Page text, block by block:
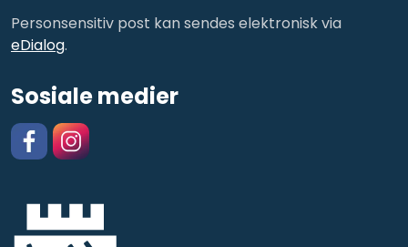
Personsensitiv post kan sendes elektronisk via
eDialog.
Sosiale medier